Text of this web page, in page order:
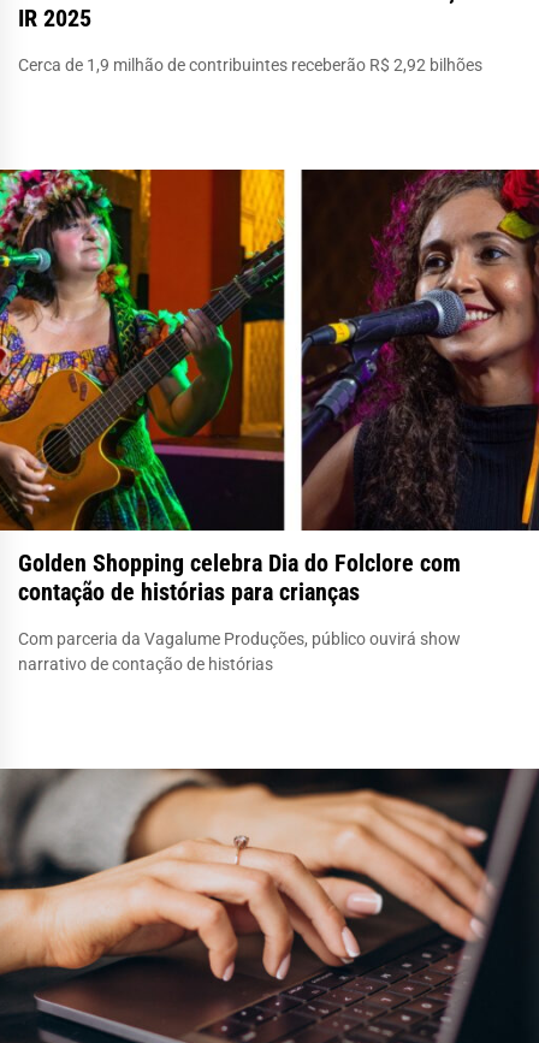
IR 2025
Cerca de 1,9 milhão de contribuintes receberão R$ 2,92 bilhões
Golden Shopping celebra Dia do Folclore com
contação de histórias para crianças
Com parceria da Vagalume Produções, público ouvirá show
narrativo de contação de histórias